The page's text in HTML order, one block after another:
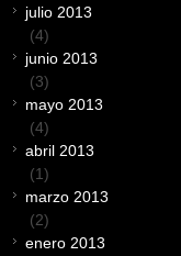
julio 2013
(4)
junio 2013
(3)
mayo 2013
(4)
abril 2013
(1)
marzo 2013
(2)
enero 2013